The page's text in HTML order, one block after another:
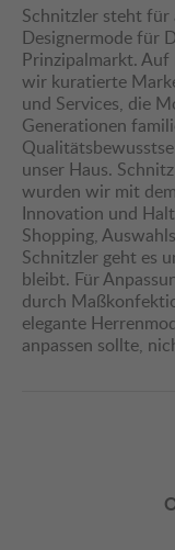
Schnitzler steht für
Designermode für
Prinzipalmarkt.
wir kuratierte
und Services, die
Generationen
unser Haus.
wurden wir mit
Innovation und
Shopping,
Schnitzler geht es
bleibt. Für
durch
elegante
anpassen sollte,